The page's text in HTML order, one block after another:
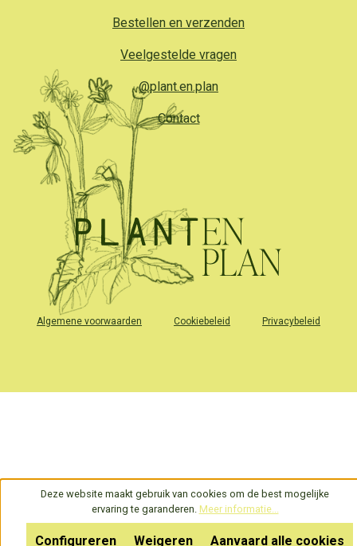
Bestellen en verzenden
Veelgestelde vragen
@plant.en.plan
Contact
Algemene voorwaarden Cookiebeleid Privacybeleid
Deze website maakt gebruik van cookies om de best mogelijke
ervaring te garanderen. Meer informatie...
Weigeren
Configureren Aanvaard alle cookies